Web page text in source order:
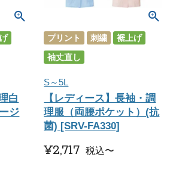
白
ジ
プリント 刺繍
裾上げ
袖丈直し
S～5L
【レディース】長袖・調
理服（両腰ポケット）(抗
菌) [SRV-FA330]
¥2,717 税込〜